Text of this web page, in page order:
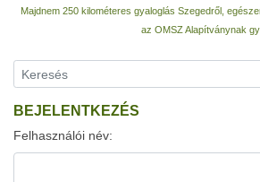
Majdnem 250 kilométeres gyaloglás Szegedről,
az OMSZ Alapítványnak
BEJELENTKEZÉS
Felhasználói név: